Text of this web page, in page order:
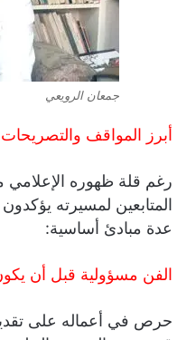
جمعان الرويعي
أبرز المواقف
رغم قلة ظهوره الإعلامي
المتابعين لمسيرته
عدة مبادئ أساسية:
الفن مسؤولية قبل أن
حرص في أعماله على